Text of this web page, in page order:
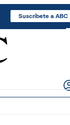
Suscríbete a ABC